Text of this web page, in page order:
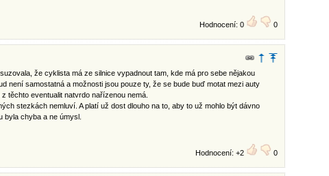
Hodnocení: 0 0
že cyklista má ze silnice vypadnout tam, kde má pro sebe nějakou
není samostatná a možnosti jsou pouze ty, že se bude buď motat mezi auty
těchto eventualit natvrdo nařízenou nemá.
stezkách nemluví. A platí už dost dlouho na to, aby to už mohlo být dávno
byla chyba a ne úmysl.
Hodnocení: +2 0